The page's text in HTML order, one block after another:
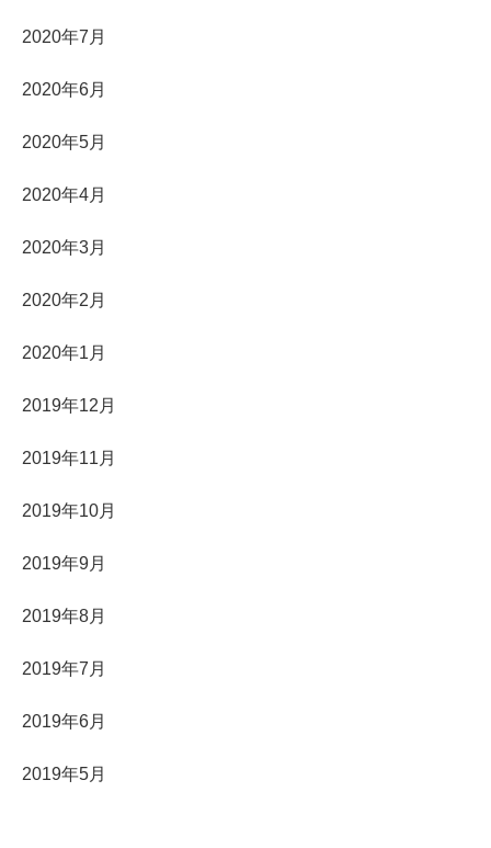
2020年7月
2020年6月
2020年5月
2020年4月
2020年3月
2020年2月
2020年1月
2019年12月
2019年11月
2019年10月
2019年9月
2019年8月
2019年7月
2019年6月
2019年5月